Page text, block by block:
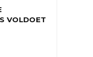
VOLDOET